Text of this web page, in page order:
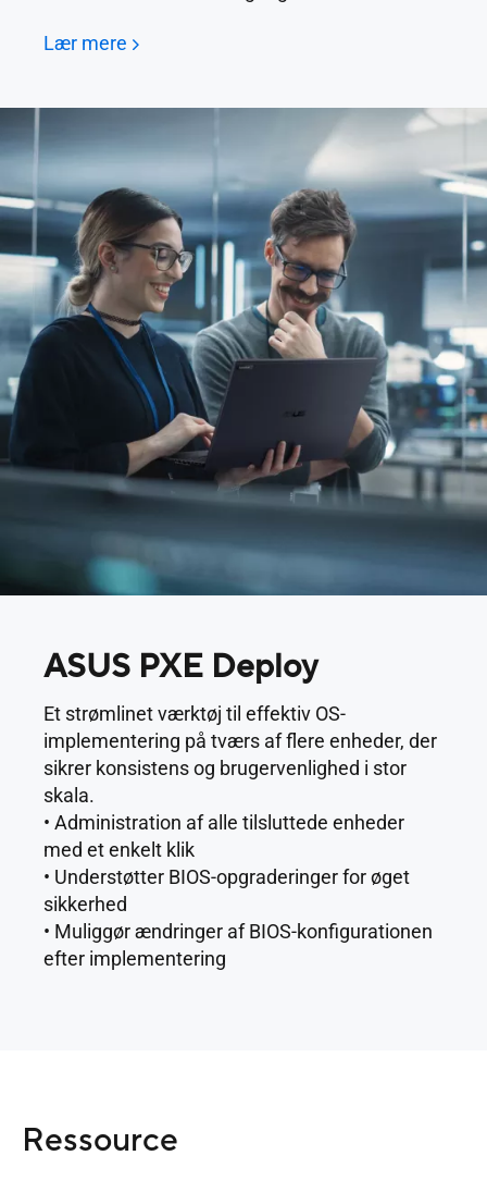
Lær mere
ASUS PXE Deploy
Et strømlinet værktøj til effektiv OS-
implementering på tværs af flere enheder, der
sikrer konsistens og brugervenlighed i stor
skala.
• Administration af alle tilsluttede enheder
med et enkelt klik
• Understøtter BIOS-opgraderinger for øget
sikkerhed
• Muliggør ændringer af BIOS-konfigurationen
efter implementering
Ressource